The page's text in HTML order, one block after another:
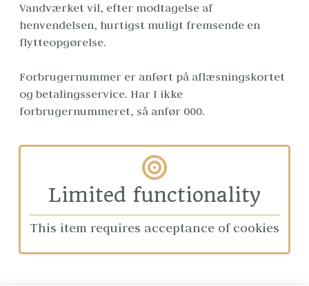
Vandværket vil, efter modtagelse af
henvendelsen, hurtigst muligt fremsende en
flytteopgørelse.
Forbrugernummer er anført på aflæsningskortet
og betalingsservice. Har I ikke
forbrugernummeret, så anfør 000.
Limited functionality
This item requires acceptance of cookies